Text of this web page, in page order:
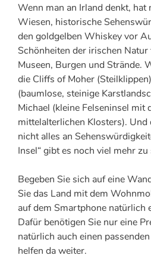
Wenn man an Irland denkt, hat
Wiesen, historische
den goldgelben Whiskey vor
Schönheiten der irischen Natur
Museen, Burgen und Strände.
die Cliffs of Moher
(baumlose, steinige
Michael (kleine Felseninsel mit
mittelalterlichen Klosters).
nicht alles an
Insel“ gibt es noch viel mehr zu
Begeben Sie sich auf eine
Sie das Land mit dem
auf dem Smartphone natürlich
Dafür benötigen Sie nur eine
natürlich auch einen
helfen da weiter.